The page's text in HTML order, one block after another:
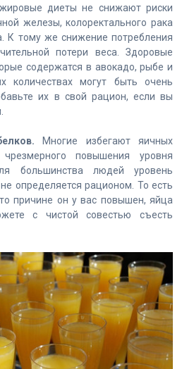
диеты не снижают риски
железы, колоректального рака
К тому же снижение потребления
потери веса. Здоровые
содержатся в авокадо, рыбе и
количествах могут быть очень
их в свой рацион, если вы
Многие избегают яичных
повышения уровня
большинства людей уровень
определяется рационом. То есть
причине он у вас повышен, яйца
с чистой совестью съесть